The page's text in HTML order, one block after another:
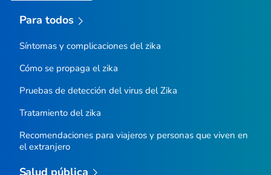
Para todos
Síntomas y complicaciones del zika
Cómo se propaga el zika
Pruebas de detección del virus del Zika
Tratamiento del zika
Recomendaciones para viajeros y personas que viven en
el extranjero
Salud pública